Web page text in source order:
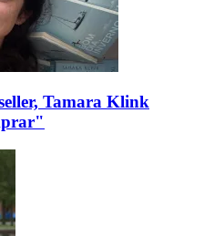
Tamara Klink